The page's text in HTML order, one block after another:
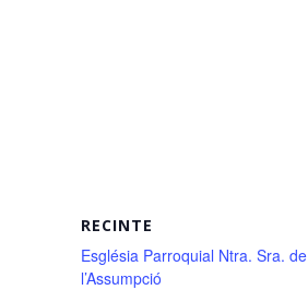
RECINTE
Església Parroquial Ntra. Sra. de
l’Assumpció